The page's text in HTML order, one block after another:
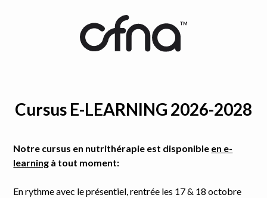
Cursus E-LEARNING 2026-2028
Notre cursus en nutrithérapie est disponible en e-
learning à tout moment:
En rythme avec le présentiel, rentrée les 17 & 18 octobre